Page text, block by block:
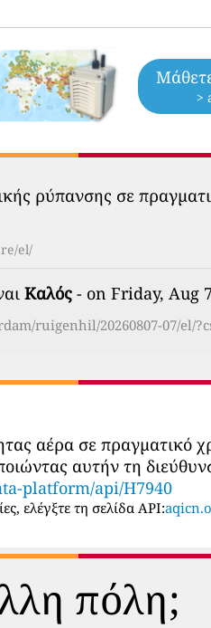
>
ρύπανσης σε
el/
Καλός - on Friday, Aug
ruigenhil/20260807-07/el/
αέρα σε πραγματικό
αυτήν τη
platform/api/H7940
ελέγξτε τη σελίδα API:
πόλη;